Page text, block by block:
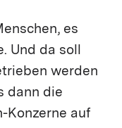
es
Und da soll
werden
dann die
Konzerne auf